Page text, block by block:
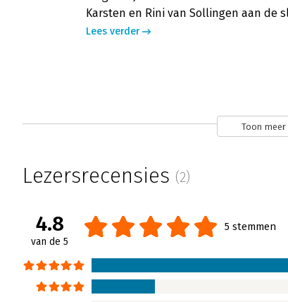
Karsten en Rini van Sollingen aan de
Lees verder
Henny Portman | 1 april 2020
van Solingen hebben met het boek
praktische aanpak voor het
bij agile transformatiereizen.
Lees verder
Toon meer
Lezersrecensies (2)
4.8
van de 5
5 stemmen